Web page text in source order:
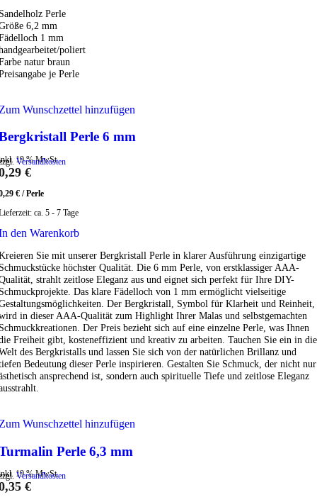
Perle
6,2 mm
1 mm
poliert
natur braun
je Perle
Wunschzettel hinzufügen
Perle 6 mm
19 % MwSt.
Versandkosten
€
€ /Perle
ca. 5 - 7 Tage
den Warenkorb
Sie mit unserer Bergkristall Perle in klarer Ausführung einzigartige
höchster Qualität. Die 6 mm Perle, von erstklassiger AAA-
strahlt zeitlose Eleganz aus und eignet sich perfekt für Ihre DIY-
Das klare Fädelloch von 1 mm ermöglicht vielseitige
Der Bergkristall, Symbol für Klarheit und Reinheit,
in dieser AAA-Qualität zum Highlight Ihrer Malas und selbstgemachten
Der Preis bezieht sich auf eine einzelne Perle, was Ihnen
Freiheit gibt, kosteneffizient und kreativ zu arbeiten. Tauchen Sie ein in die
des Bergkristalls und lassen Sie sich von der natürlichen Brillanz und
Bedeutung dieser Perle inspirieren. Gestalten Sie Schmuck, der nicht nur
ansprechend ist, sondern auch spirituelle Tiefe und zeitlose Eleganz
Wunschzettel hinzufügen
Perle 6,3 mm
19 % MwSt.
Versandkosten
€